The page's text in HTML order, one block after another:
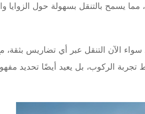
مما يسمح بالتنقل بسهولة حول الزوايا
الآن التنقل عبر أي تضاريس بثقة،
الركوب، بل يعيد أيضًا تحديد